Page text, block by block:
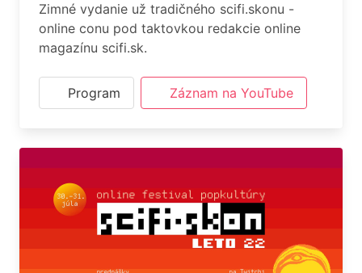
Zimné vydanie už tradičného scifi.skonu -
online conu pod taktovkou redakcie online
magazínu scifi.sk.
Program Záznam na YouTube